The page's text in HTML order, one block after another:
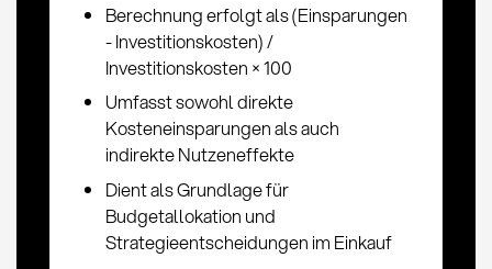
Berechnung erfolgt als (Einsparungen
- Investitionskosten) /
Investitionskosten × 100
Umfasst sowohl direkte
Kosteneinsparungen als auch
indirekte Nutzeneffekte
Dient als Grundlage für
Budgetallokation und
Strategieentscheidungen im Einkauf